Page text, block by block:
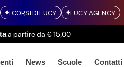
I CORSI DI LUCY LUCY AGENCY
a partire da € 15,00
News Scuole Contatti